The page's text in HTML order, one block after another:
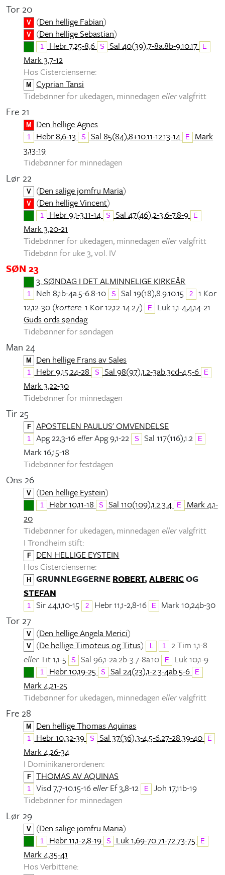
Tor 20
V (Den hellige Fabian)
V (Den hellige Sebastian)
1 Hebr 7,25-8,6 S Sal 40(39),7-8a.8b-9.10.17 E
Mark 3,7-12
Hos Cistercienserne:
M
Cyprian Tansi
Tidebønner for ukedagen, minnedagen ellervalgfritt
Fre 21
M Den hellige Agnes
1 Hebr 8,6-13 S Sal 85(84),8+10.11-12.13-14 E
Mark
3,13-19
Tidebønner for minnedagen
Lør 22
V (Den salige jomfru Maria)
V (Den hellige Vincent)
1 Hebr 9,1-3.11-14 S Sal 47(46),2-3.6-7.8-9 E
Mark 3,20-21
Tidebønner for ukedagen, minnedagen ellervalgfritt
Tidebønn for uke 3, vol. IV
SØN 23
3. SØNDAG I DET ALMINNELIGE KIRKEÅR
1 Neh 8,1b-4a.5-6.8-10 S Sal 19(18),8.9.10.15 2
1 Kor
12,12-30 (kortere:1 Kor 12,12-14.27) E
Luk 1,1-4;4,14-21
Guds ords søndag
Tidebønner for søndagen
Man 24
M Den hellige Frans av Sales
1 Hebr 9,15.24-28 S Sal 98(97),1.2-3ab.3cd-4.5-6 E
Mark 3,22-30
Tidebønner for minnedagen
Tir 25
F APOSTELEN PAULUS' OMVENDELSE
1 Apg 22,3-16ellerApg 9,1-22 S Sal 117(116),1.2 E
Mark 16,15-18
Tidebønner for festdagen
Ons 26
V (Den hellige Eystein)
1 Hebr 10,11-18 S Sal 110(109),1.2.3.4 E Mark 4,1-
20
Tidebønner for ukedagen, minnedagen ellervalgfritt
I Trondheim stift:
F
DEN HELLIGE EYSTEIN
Hos Cistercienserne:
H GRUNNLEGGERNE ROBERT,ALBERICOG
STEFAN
1 Sir 44,1,10-15 2 Hebr 11,1-2,8-16 E Mark 10,24b-30
Tor 27
V (Den hellige Angela Merici)
V (De hellige Timoteus og Titus) L 1
2 Tim 1,1-8
ellerTit 1,1-5 S Sal 96,1-2a.2b-3.7-8a.10 E Luk 10,1-9
1 Hebr 10,19-25 S Sal 24(23),1-2.3-4ab.5-6 E
Mark 4,21-25
Tidebønner for ukedagen, minnedagen ellervalgfritt
Fre 28
M Den hellige Thomas Aquinas
1 Hebr 10,32-39 S Sal 37(36),3-4.5-6.27-28.39-40 E
Mark 4,26-34
I Dominikanerordenen:
F THOMAS AV AQUINAS
1 Visd 7,7-10.15-16ellerEf 3,8-12 E Joh 17,11b-19
Tidebønner for minnedagen
Lør 29
V (Den salige jomfru Maria)
1 Hebr 11,1-2,8-19 S Luk 1,69-70.71-72.73-75 E
Mark 4,35-41
Hos Verbittene: